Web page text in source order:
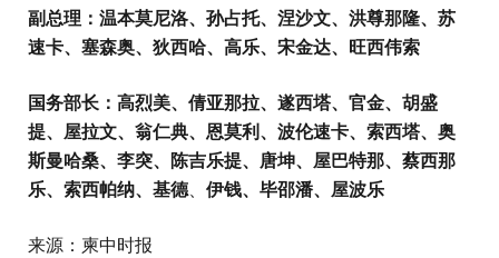
副总理：温本莫尼洛、孙占托、涅沙文、洪尊那隆、苏
速卡、塞森奥、狄西哈、高乐、宋金达、旺西伟索
国务部长：高烈美、倩亚那拉、遂西塔、官金、胡盛
提、屋拉文、翁仁典、恩莫利、波伦速卡、索西塔、奥
斯曼哈桑、李突、陈吉乐提、唐坤、屋巴特那、蔡西那
乐、索西帕纳、基德、 伊钱、毕邵潘、屋波乐
来源：柬中时报